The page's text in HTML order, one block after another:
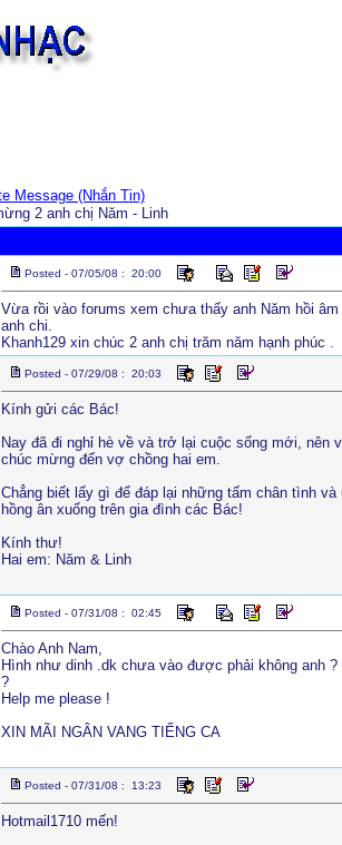
Message (Nhắn Tin)
2 anh chị Năm - Linh
Posted - 07/05/08 : 20:00
Vừa rồi vào forums xem chưa thấy anh Năm hồi
anh chi.
Khanh129 xin chúc 2 anh chị trăm năm hạnh phúc .
Posted - 07/29/08 : 20:03
Kính gửi các Bác!
Nay đã đi nghỉ hè về và trở lại cuộc sống mới, nên
chúc mừng đến vợ chồng hai em.
Chẳng biết lấy gì để đáp lại những tấm chân tình
hồng ân xuống trên gia đình các Bác!
Kính thư!
Hai em: Năm & Linh
Posted - 07/31/08 : 02:45
Chào Anh Nam,
Hình như dinh .dk chưa vào được phải không anh
?
Help me please !
XIN MÃI NGÂN VANG TIẾNG CA
Posted - 07/31/08 : 13:23
Hotmail1710 mến!